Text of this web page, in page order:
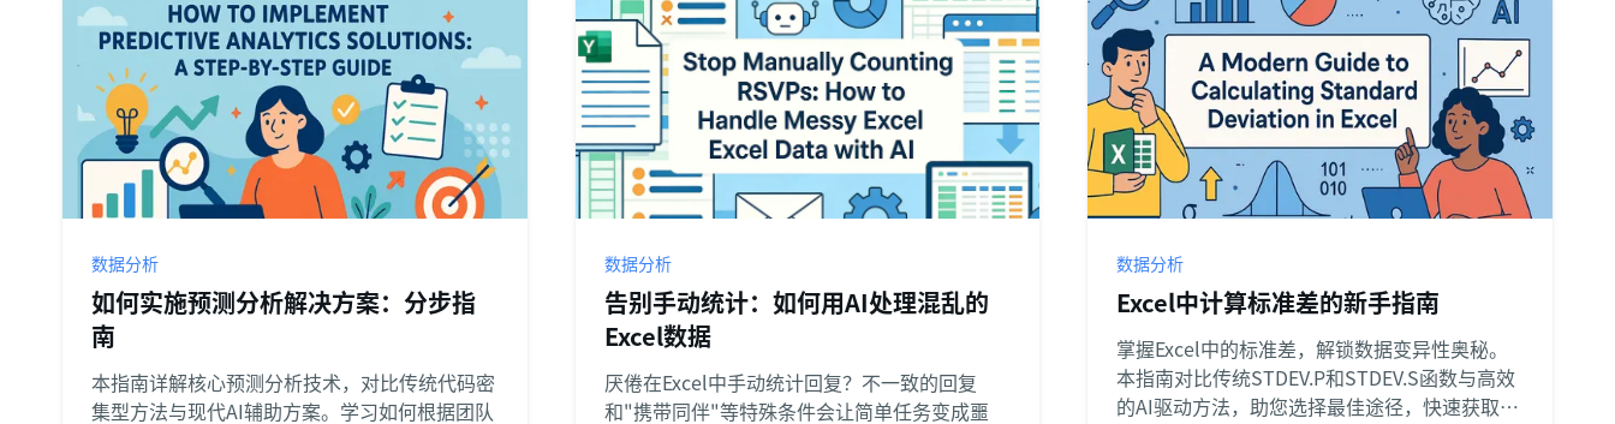
数据分析
如何实施预测分析解决方案：分步指
南
本指南详解核心预测分析技术，对比传统代码密
集型方法与现代AI辅助方案。学习如何根据团队
数据分析
告别手动统计：如何用AI处理混乱的
Excel数据
厌倦在Excel中手动统计回复？不一致的回复
和"携带同伴"等特殊条件会让简单任务变成噩
数据分析
Excel中计算标准差的新手指南
掌握Excel中的标准差，解锁数据变异性奥秘。
本指南对比传统STDEV.P和STDEV.S函数与高效
的AI驱动方法，助您选择最佳途径，快速获取精